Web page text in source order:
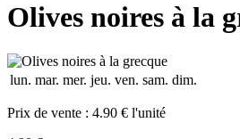
Olives noires à la
lun. mar. mer. jeu. ven. sam. dim.
Prix de vente : 4.90 € l'unité